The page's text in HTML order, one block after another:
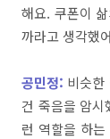
해요. 쿠폰이
까라고생각했
공민정: 비슷한
건 죽음을 암시
런 역할을 하는